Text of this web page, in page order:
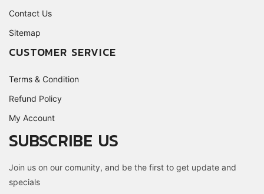
Contact Us
Sitemap
CUSTOMER SERVICE
Terms & Condition
Refund Policy
My Account
SUBSCRIBE US
Join us on our comunity, and be the first to get update and
specials